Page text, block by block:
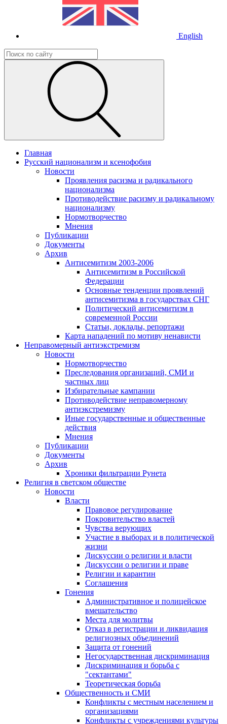
English
Главная
Русский национализм и ксенофобия
Новости
Проявления расизма и радикального
национализма
Противодействие расизму и радикальному
национализму
Нормотворчество
Мнения
Публикации
Документы
Архив
Антисемитизм 2003-2006
Антисемитизм в Российской
Федерации
Основные тенденции проявлений
антисемитизма в государствах СНГ
Политический антисемитизм в
современной России
Статьи, доклады, репортажи
Карта нападений по мотиву ненависти
Неправомерный антиэкстремизм
Новости
Нормотворчество
Преследования организаций, СМИ и
частных лиц
Избирательные кампании
Противодействие неправомерному
антиэкстремизму
Иные государственные и общественные
действия
Мнения
Публикации
Документы
Архив
Хроники фильтрации Рунета
Религия в светском обществе
Новости
Власти
Правовое регулирование
Покровительство властей
Чувства верующих
Участие в выборах и в политической
жизни
Дискуссии о религии и власти
Дискуссии о религии и праве
Религии и карантин
Соглашения
Гонения
Административное и полицейское
вмешательство
Места для молитвы
Отказ в регистрации и ликвидация
религиозных объединений
Защита от гонений
Негосударственная дискриминация
Дискриминация и борьба с
"сектантами"
Теоретическая борьба
Общественность и СМИ
Конфликты с местным населением и
организациями
Конфликты с учреждениями культуры